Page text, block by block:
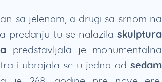
sa jelenom, a drugi sa srnom na
predanju tu se nalazila skulptura
predstavljala je monumentalna
i ubrajala se u jedno od sedam